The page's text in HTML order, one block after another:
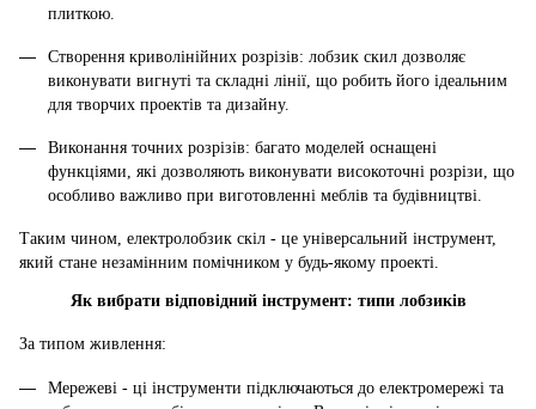
плиткою.
Створення криволінійних розрізів: лобзик скил дозволяє
виконувати вигнуті та складні лінії, що робить його ідеальним
для творчих проектів та дизайну.
Виконання точних розрізів: багато моделей оснащені
функціями, які дозволяють виконувати високоточні розрізи, що
особливо важливо при виготовленні меблів та будівництві.
Таким чином, електролобзик скіл - це універсальний інструмент,
який стане незамінним помічником у будь-якому проекті.
Як вибрати відповідний інструмент: типи лобзиків
За типом живлення:
Мережеві - ці інструменти підключаються до електромережі та